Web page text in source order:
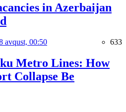
in Azerbaijan
avqust, 00:50 633
Metro Lines: How
Collapse Be